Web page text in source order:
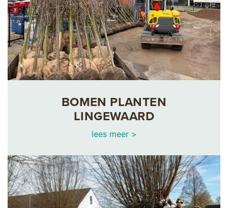
BOMEN PLANTEN
LINGEWAARD
lees meer >